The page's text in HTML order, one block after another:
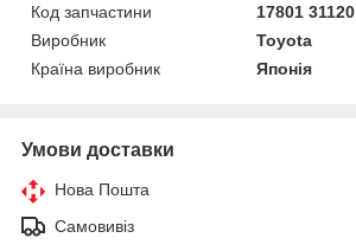
Код запчастини
17801 31120
Виробник
Toyota
Країна виробник
Японія
Умови доставки
Нова Пошта
Самовивіз